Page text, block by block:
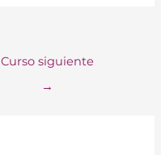
Curso siguiente
→